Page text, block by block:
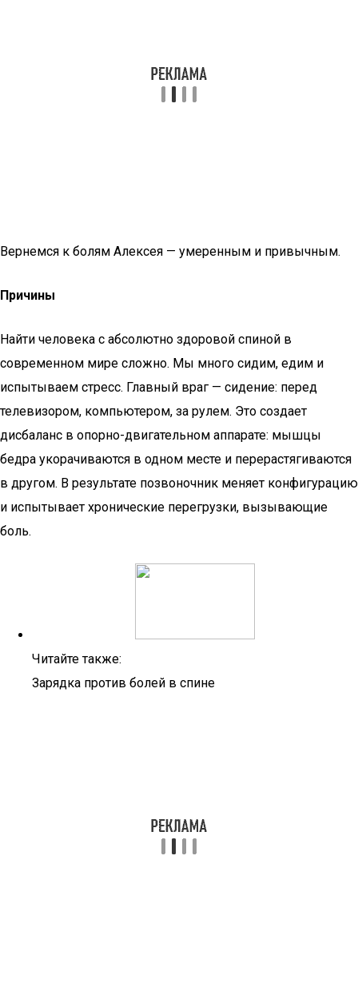
Вернемся к болям Алексея — умеренным и привычным.
Причины
Найти человека с абсолютно здоровой спиной в
современном мире сложно. Мы много сидим, едим и
испытываем стресс. Главный враг — сидение: перед
телевизором, компьютером, за рулем. Это создает
дисбаланс в опорно-двигательном аппарате: мышцы
бедра укорачиваются в одном месте и перерастягиваются
в другом. В результате позвоночник меняет конфигурацию
и испытывает хронические перегрузки, вызывающие
боль.
Читайте также:
Зарядка против болей в спине